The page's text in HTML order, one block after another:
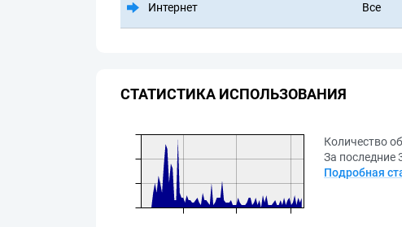
Интернет Все
СТАТИСТИКА ИСПОЛЬЗОВАНИЯ
Количество
За последние
Подробная